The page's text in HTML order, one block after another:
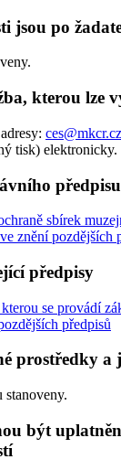
jsou po
kterou lze
ces@mkcr.cz
tisk) elektronicky.
sbírek
znění pozdějších
předpisy
se provádí
předpisů
prostředky a
stanoveny.
být